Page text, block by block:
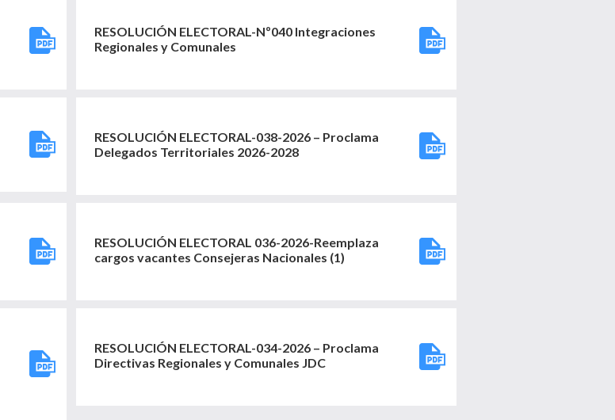
RESOLUCIÓN ELECTORAL-Nº040 Integraciones
Regionales y Comunales
RESOLUCIÓN ELECTORAL-038-2026 – Proclama
Delegados Territoriales 2026-2028
RESOLUCIÓN ELECTORAL 036-2026-Reemplaza
cargos vacantes Consejeras Nacionales (1)
RESOLUCIÓN ELECTORAL-034-2026 – Proclama
Directivas Regionales y Comunales JDC